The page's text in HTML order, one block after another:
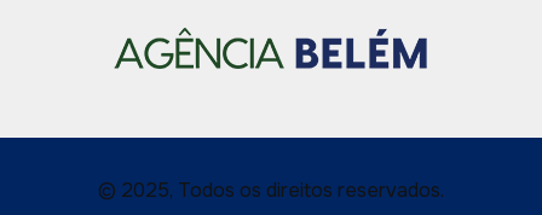
© 2025, Todos os direitos reservados.